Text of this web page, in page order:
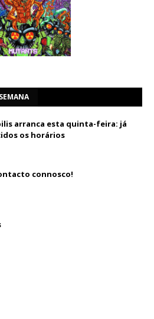
arranca esta quinta-feira: já
os horários
connosco!